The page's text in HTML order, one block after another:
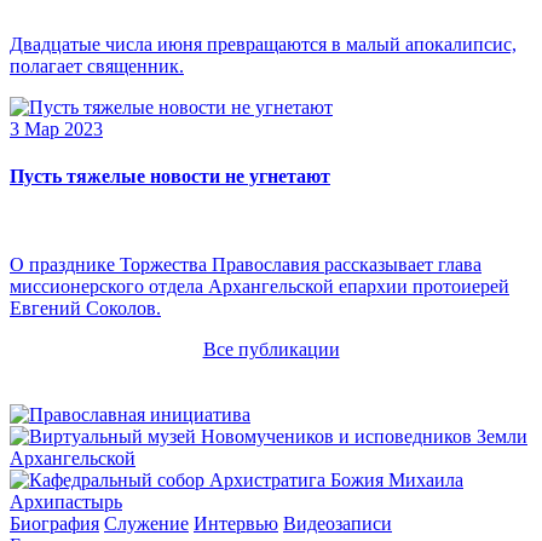
Двадцатые числа июня превращаются в малый апокалипсис,
полагает священник.
3 Мар 2023
Пусть тяжелые новости не угнетают
О празднике Торжества Православия рассказывает глава
миссионерского отдела Архангельской епархии протоиерей
Евгений Соколов.
Все публикации
Архипастырь
Биография Служение Интервью Видеозаписи